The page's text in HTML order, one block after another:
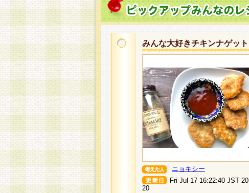
みんな大好きチキンナゲット
ニョキシー
Fri Jul 17 16:22:40 JST 20
20